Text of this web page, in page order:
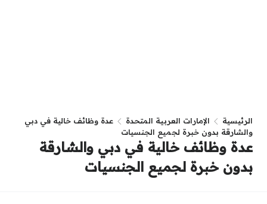
الرئيسية الإمارات العربية المتحدة
عدة وظائف خالية في دبي
والشارقة بدون خبرة لجميع الجنسيات
عدة وظائف خالية في دبي والشارقة
بدون خبرة لجميع الجنسيات